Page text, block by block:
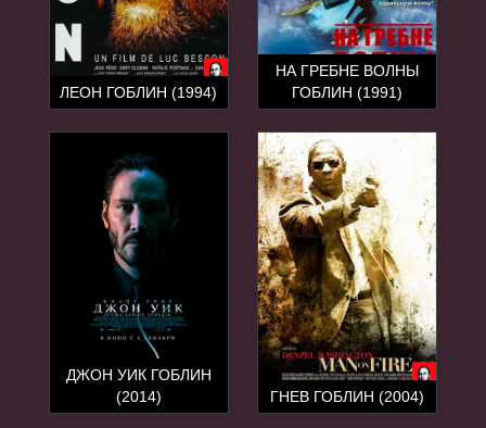
ЛЕОН ГОБЛИН (1994)
НА ГРЕБНЕ ВОЛНЫ
ГОБЛИН (1991)
ДЖОН УИК ГОБЛИН
(2014)
ГНЕВ ГОБЛИН (2004)